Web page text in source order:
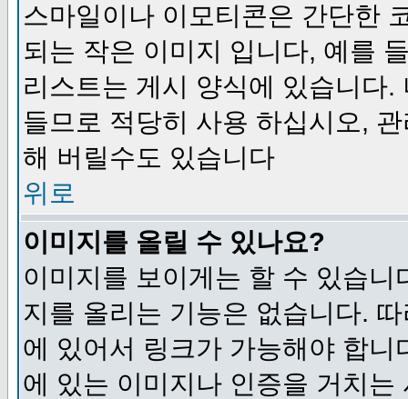
스마일이나 이모티콘은 간단한
되는 작은 이미지 입니다, 예를
리스트는 게시 양식에 있습니다
들므로 적당히 사용 하십시오,
해 버릴수도 있습니다
위로
이미지를 올릴 수 있나요?
이미지를 보이게는 할 수 있습
지를 올리는 기능은 없습니다.
에 있어서 링크가 가능해야 합
에 있는 이미지나 인증을 거치